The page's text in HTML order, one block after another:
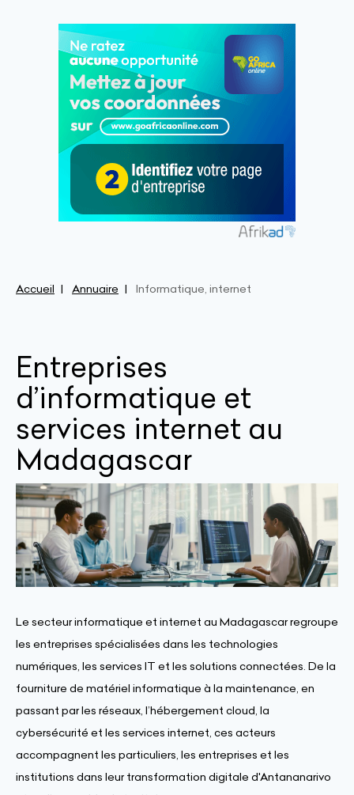
Accueil Annuaire Informatique, internet
Entreprises
d’informatique et
services internet au
Madagascar
Le secteur informatique et internet au Madagascar regroupe
les entreprises spécialisées dans les technologies
numériques, les services IT et les solutions connectées. De la
fourniture de matériel informatique à la maintenance, en
passant par les réseaux, l’hébergement cloud, la
cybersécurité et les services internet, ces acteurs
accompagnent les particuliers, les entreprises et les
institutions dans leur transformation digitale d'Antananarivo